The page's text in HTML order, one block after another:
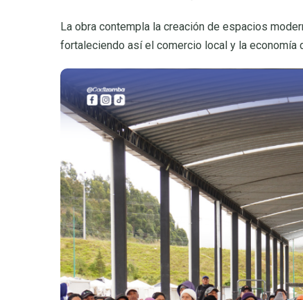
La obra contempla la creación de espacios
fortaleciendo así el comercio local y la economía